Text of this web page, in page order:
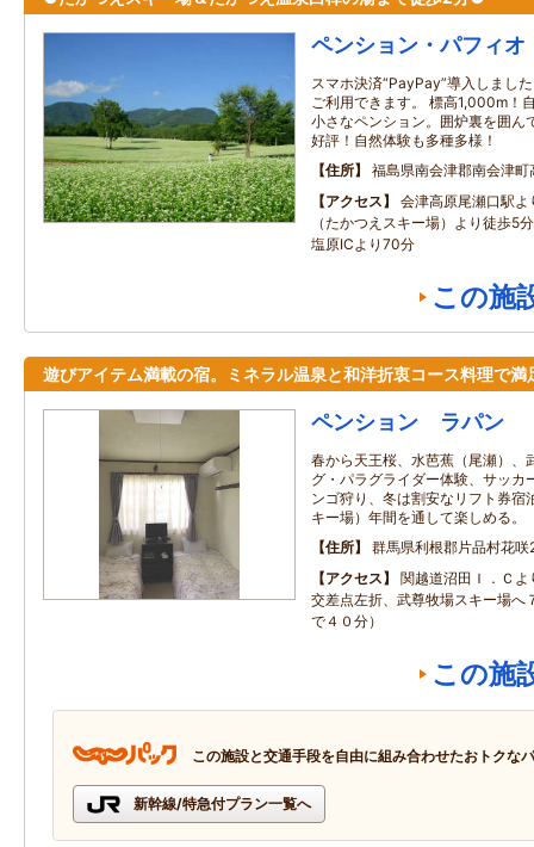
ペンション・パフィオ
スマホ決済“PayPay”導入しまし
ご利用できます。 標高1,000m！
小さなペンション。囲炉裏を囲ん
好評！自然体験も多種多様！
住所
福島県南会津郡南会津
アクセス
会津高原尾瀬口駅
（たかつえスキー場）より徒歩5
塩原ICより70分
この施
遊びアイテム満載の宿。ミネラル温泉と和洋折衷コース料理で満
ペンション ラパン
春から天王桜、水芭蕉（尾瀬）、
グ・パラグライダー体験、サッカ
ンゴ狩り、冬は割安なリフト券宿
キー場）年間を通して楽しめる。
住所
群馬県利根郡片品村花
アクセス
関越道沼田Ｉ．Ｃ
交差点左折、武尊牧場スキー場へ
で４０分）
この施
この施設と交通手段を自由に組み合わせたおトクな
新幹線/特急付プラン一覧へ